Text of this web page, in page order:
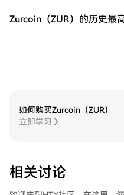
Zurcoin（ZUR）的历史最
如何购买Zurcoin（ZUR）
立即学习
相关讨论